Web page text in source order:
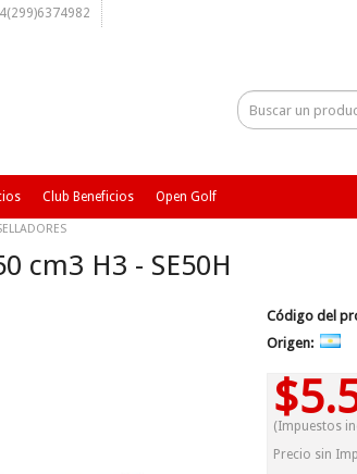
Club Beneficios Open Golf
cm3 H3 - SE50H
Código del
Origen:
(Impuestos
Precio sin